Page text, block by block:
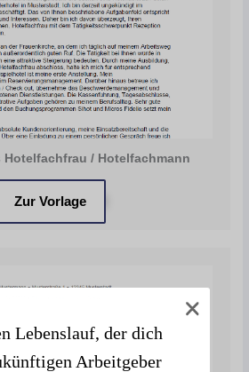
Hotelfachfrau / Hotelfachmann
Zur Vorlage
Lebenslauf, der dich
Arbeitgeber